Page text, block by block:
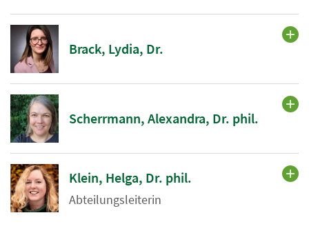
Brack, Lydia, Dr.
Scherrmann, Alexandra, Dr. phil.
Klein, Helga, Dr. phil.
Abteilungsleiterin